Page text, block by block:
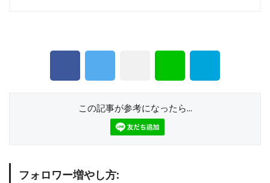
この記事が参考になったら...
フォロワー増やし方: